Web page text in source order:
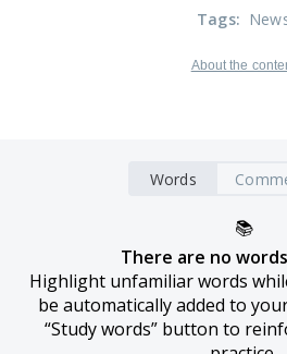
Tags:
About the
Words
📚
There are no
Highlight unfamiliar words
be automatically added to
“Study words” button to